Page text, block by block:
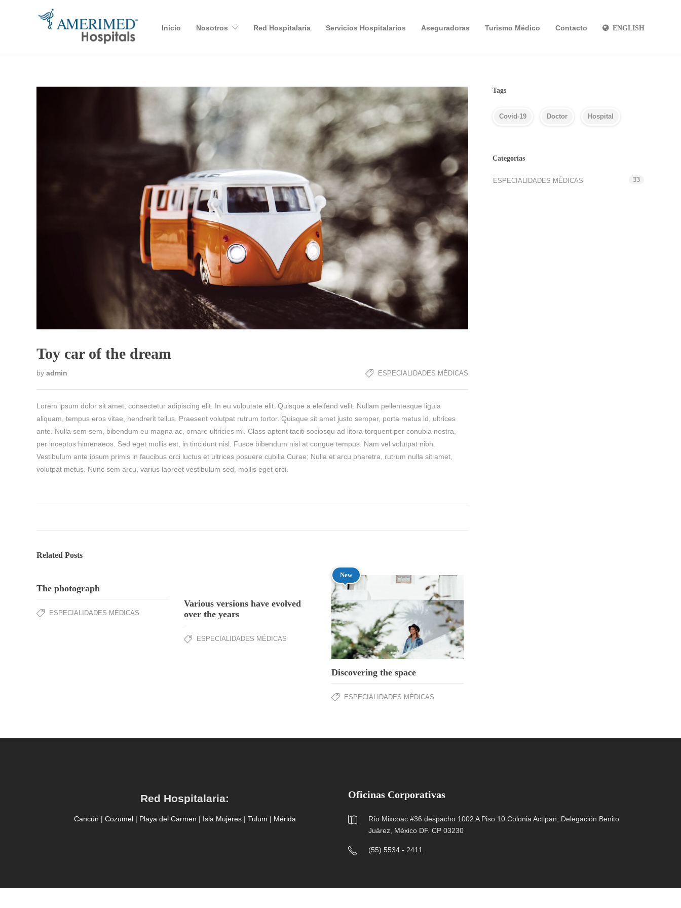
Inicio Nosotros Red Hospitalaria Servicios Hospitalarios Aseguradoras Turismo Médico Contacto ENGLISH
Toy car of the dream
by admin ESPECIALIDADES MÉDICAS
Lorem ipsum dolor sit amet, consectetur adipiscing elit. In eu vulputate elit. Quisque a eleifend velit. Nullam pellentesque ligula
aliquam, tempus eros vitae, hendrerit tellus. Praesent volutpat rutrum tortor. Quisque sit amet justo semper, porta metus id, ultrices
ante. Nulla sem sem, bibendum eu magna ac, ornare ultricies mi. Class aptent taciti sociosqu ad litora torquent per conubia nostra,
per inceptos himenaeos. Sed eget mollis est, in tincidunt nisl. Fusce bibendum nisl at congue tempus. Nam vel volutpat nibh.
Vestibulum ante ipsum primis in faucibus orci luctus et ultrices posuere cubilia Curae; Nulla et arcu pharetra, rutrum nulla sit amet,
volutpat metus. Nunc sem arcu, varius laoreet vestibulum sed, mollis eget orci.
Related Posts
The photograph
ESPECIALIDADES MÉDICAS
Various versions have evolved
over the years
ESPECIALIDADES MÉDICAS
New
Discovering the space
ESPECIALIDADES MÉDICAS
Tags
Covid-19 Doctor Hospital
Categorías
ESPECIALIDADES MÉDICAS 33
Red Hospitalaria:
Cancún | Cozumel| Playa del Carmen | Isla Mujeres| Tulum | Mérida
Oficinas Corporativas
Río Mixcoac #36 despacho 1002 A Piso 10 Colonia Actipan, Delegación Benito
Juárez, México DF. CP 03230
(55) 5534 - 2411